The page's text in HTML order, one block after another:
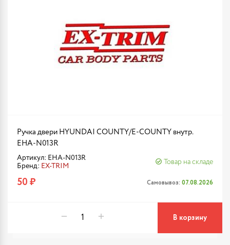
Ручка двери HYUNDAI COUNTY/E-COUNTY внутр.
EHA-N013R
Артикул: EHA-N013R
Бренд: EX-TRIM
Товар на складе
50 ₽ Самовывоз: 07.08.2026
В корзину